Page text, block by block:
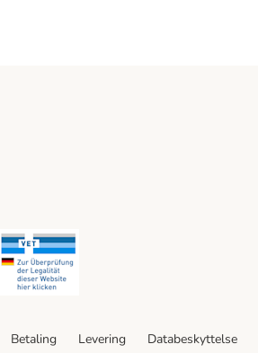
Betaling Levering Databeskyttelse